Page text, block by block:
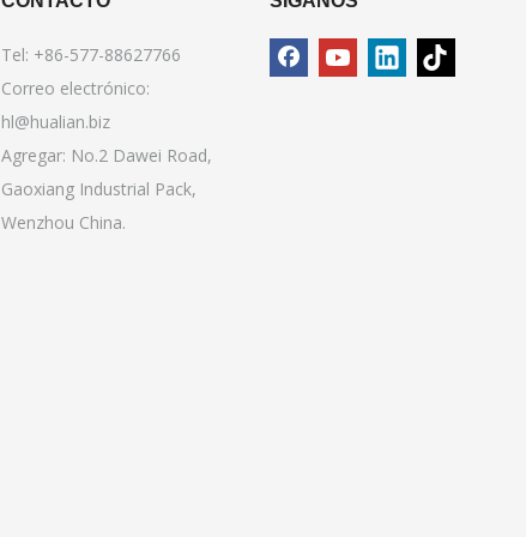
Tel: +86-577-88627766
Correo electrónico:
hl@hualian.biz
Agregar: No.2 Dawei Road,
Gaoxiang Industrial Pack,
Wenzhou China.